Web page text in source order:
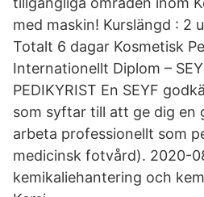
med maskin! Kurslängd : 2
Totalt 6 dagar Kosmetisk
Internationellt Diplom –
PEDIKYRIST En SEYF
som syftar till att ge dig en
arbeta professionellt som
medicinsk fotvård). 2020-
kemikaliehantering och